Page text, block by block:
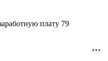
плату 79